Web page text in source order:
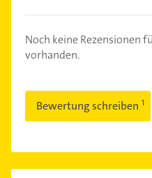
Noch keine Rezensionen
vorhanden.
Bewertung schreiben